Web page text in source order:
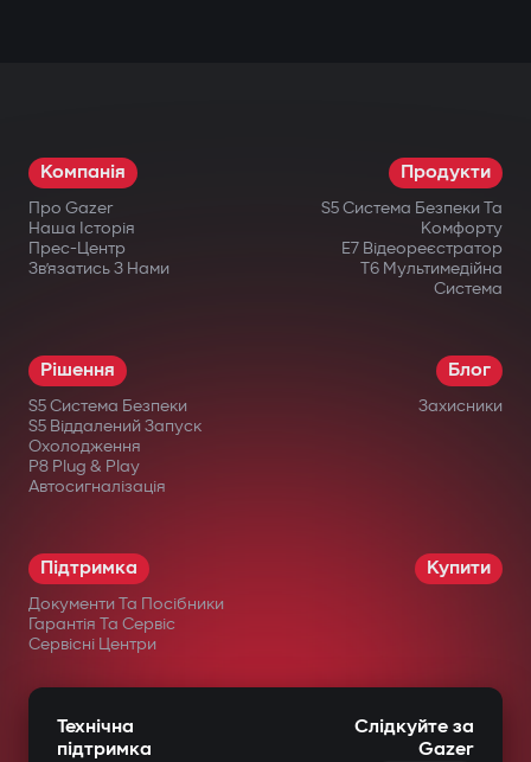
Компанія
Про Gazer
Наша Історія
Прес-Центр
Зв’язатись З Нами
Продукти
S5 Система Безпеки Та
Комфорту
E7 Відеореєстратор
T6 Мультимедійна
Система
Рішення
S5 Система Безпеки
S5 Віддалений Запуск
Охолодження
P8 Plug & Play
Автосигналізація
Блог
Захисники
Підтримка
Документи Та Посібники
Гарантія Та Сервіс
Сервісні Центри
Купити
Технічна
підтримка
Слідкуйте за
Gazer